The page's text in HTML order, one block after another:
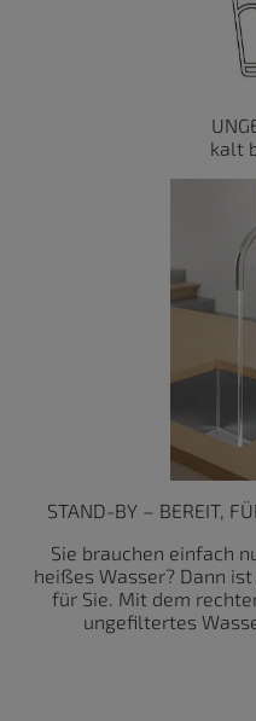
kalt
STAND-BY – BEREIT,
Sie brauchen einfach
heißes Wasser? Dann ist
für Sie. Mit dem
ungefiltertes